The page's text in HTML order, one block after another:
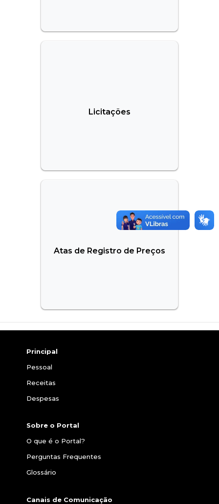
Licitações
Atas de Registro de Preços
Principal
Pessoal
Receitas
Despesas
Sobre o Portal
O que é o Portal?
Perguntas Frequentes
Glossário
Canais de Comunicação